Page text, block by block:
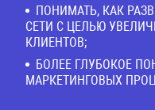
ПОНИМАТЬ, КАК
СЕТИ С ЦЕЛЬЮ
КЛИЕНТОВ;
БОЛЕЕ ГЛУБОКОЕ
МАРКЕТИНГОВЫХ